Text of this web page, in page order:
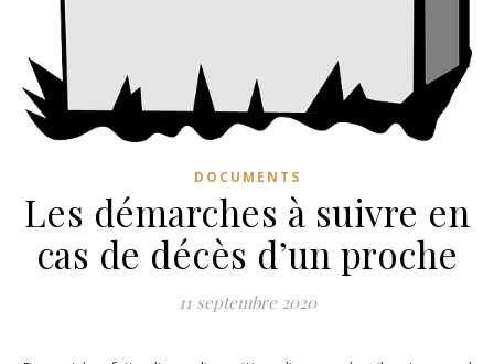
DOCUMENTS
Les démarches à suivre en
cas de décès d’un proche
11 septembre 2020